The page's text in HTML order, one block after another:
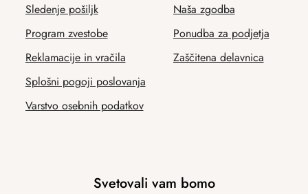
Sledenje pošiljk
Program zvestobe
Reklamacije in vračila
Splošni pogoji poslovanja
Varstvo osebnih podatkov
Naša zgodba
Ponudba za podjetja
Zaščitena delavnica
Svetovali vam bomo